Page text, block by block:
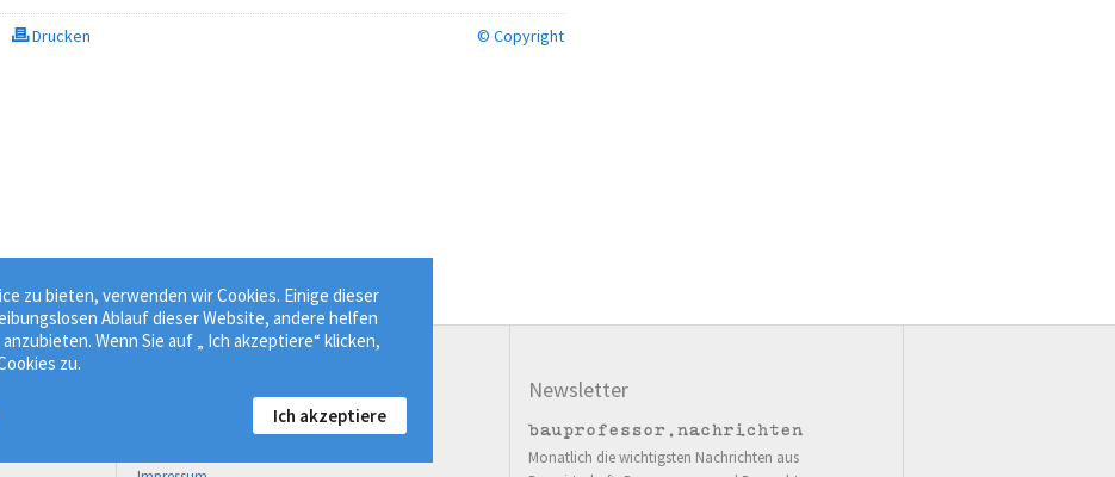
Drucken © Copyright
Newsletter
Monatlich die wichtigsten Nachrichten aus
zu bieten, verwenden wir Cookies. Einige dieser
Ablauf dieser Website, andere helfen
Wenn Sie auf „ Ich akzeptiere“ klicken,
zu.
Ich akzeptiere